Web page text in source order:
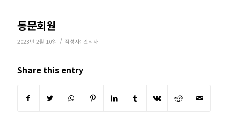
동문회원
2023년 2월 10일 / 작성자: 관리자
Share this entry